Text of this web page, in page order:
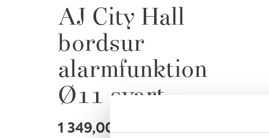
AJ City Hall
bordsur
alarmfunktion
Ø11 svart
1 349,00 kr